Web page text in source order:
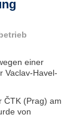
einer
Vaclav-Havel-
ČTK (Prag) am
von